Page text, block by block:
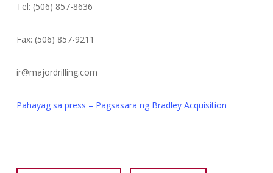
Tel: (506) 857-8636
Fax: (506) 857-9211
ir@majordrilling.com
Pahayag sa press – Pagsasara ng Bradley Acquisition